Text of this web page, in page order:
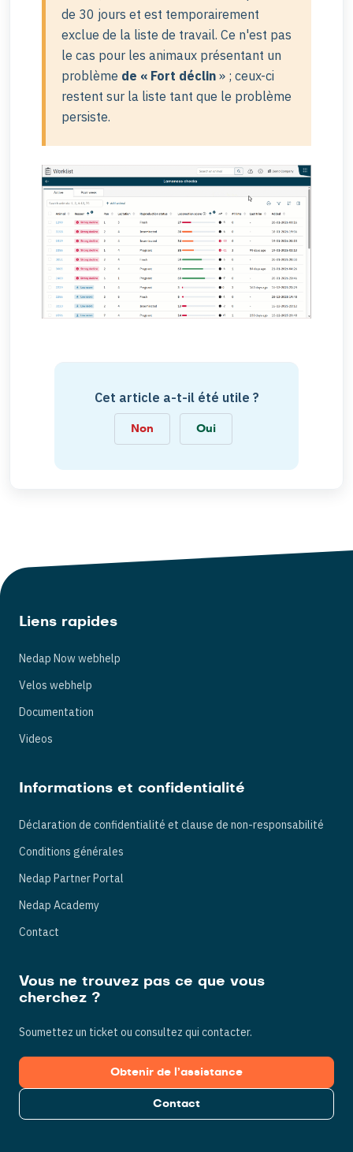
de 30 jours et est temporairement
exclue de la liste de travail. Ce n'est pas
le cas pour les animaux présentant un
problème de « Fort déclin » ; ceux-ci
restent sur la liste tant que le problème
persiste.
Cet article a-t-il été utile ?
Non Oui
Liens rapides
Nedap Now webhelp
Velos webhelp
Documentation
Videos
Informations et confidentialité
Déclaration de confidentialité et clause de non-responsabilité
Conditions générales
Nedap Partner Portal
Nedap Academy
Contact
Vous ne trouvez pas ce que vous
cherchez ?
Soumettez un ticket ou consultez qui contacter.
Obtenir de l’assistance
Contact